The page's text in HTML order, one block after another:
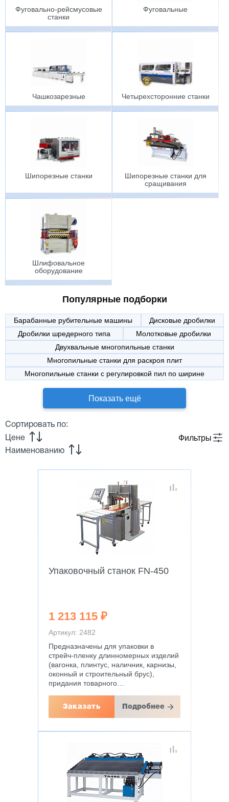
Фуговально-рейсмусовые
станки
Фуговальные
Чашкозарезные Четырехсторонние станки
Шипорезные станки
Шипорезные станки для
сращивания
Шлифовальное
оборудование
Популярные подборки
Барабанные рубительные машины
Дисковые дробилки
Дробилки шредерного типа
Молотковые дробилки
Двухвальные многопильные станки
Многопильные станки для раскроя плит
Многопильные станки с регулировкой пил по ширине
Показать ещё
Фильтры
Сортировать по:
Цене
Наименованию
Упаковочный станок FN-450
1 213 115 ₽
Артикул: 2482
Предназначены для упаковки в
стрейч-пленку длинномерных изделий
(вагонка, плинтус, наличник, карнизы,
оконный и строительный брус),
придания товарного…
Заказать Подробнее